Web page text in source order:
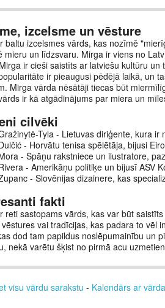
izcelsme un vēsture
baltu izcelsmes vārds, kas nozīmē
mieru un līdzsvaru. Mirga ir viens no
ir cieši saistīts ar latviešu kultūru
ir pieaugusi pēdējā laikā, un
Mirga vārda nēsātāji tiecas būt
ir kā atgādinājums par miera un
cilvēki
Tyla - Lietuvas diriģente, kura
- Horvātu tenisa spēlētāja, bijusi
- Spāņu rakstniece un ilustratore,
- Amerikāņu politiķe un bijusī ASV
- Slovēnijas dizainere, kas
fakti
reti sastopams vārds, kas var būt
vai tradīcijas, kas padara to vēl
dod tam papildus noslēpumainību un
nekā varētu šķist no pirmā acu
visu vārdu sarakstu - Kalendārs ar